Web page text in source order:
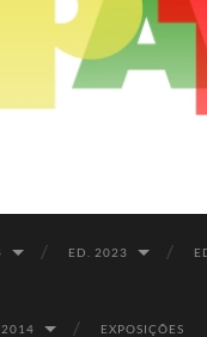
ED. 2023
2014 EXPOSIÇÕES